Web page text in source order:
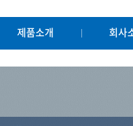
제품소개 회사